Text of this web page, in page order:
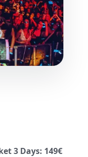
3 Days: 149€